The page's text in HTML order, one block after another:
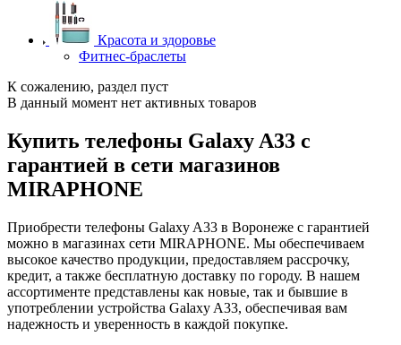
Красота и здоровье
Фитнес-браслеты
К сожалению, раздел пуст
В данный момент нет активных товаров
Купить телефоны Galaxy A33 с
гарантией в сети магазинов
MIRAPHONE
Приобрести телефоны Galaxy A33 в Воронеже с гарантией
можно в магазинах сети MIRAPHONE. Мы обеспечиваем
высокое качество продукции, предоставляем рассрочку,
кредит, а также бесплатную доставку по городу. В нашем
ассортименте представлены как новые, так и бывшие в
употреблении устройства Galaxy A33, обеспечивая вам
надежность и уверенность в каждой покупке.